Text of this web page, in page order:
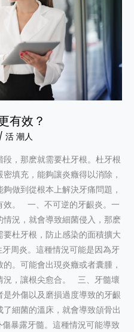
有效？
/ 活 潮人
，那麽就需要杜牙根。杜牙根
填充，能夠讓炎癥得以消除，
做到從根本上解決牙痛問題，
效。 一、不可逆的牙齦炎。一
況，就會導致細菌侵入，那麽
杜牙根，防止感染的面積擴大
周炎。這種情況可能是因為牙
。可能會出現炎癥或者囊腫，
況，讓根尖愈合。 三、牙髓壞
外傷以及磨損過度導致的牙齦
細菌的溫床，就會導致頜骨出
暴露牙髓。這種情況可能導致